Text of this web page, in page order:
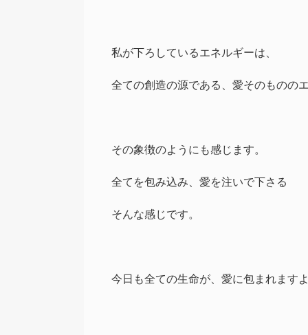
私が下ろしているエネルギーは、
全ての創造の源である、愛そのもののエ
その象徴のようにも感じます。
全てを包み込み、愛を注いで下さる
そんな感じです。
今日も全ての生命が、愛に包まれますよ